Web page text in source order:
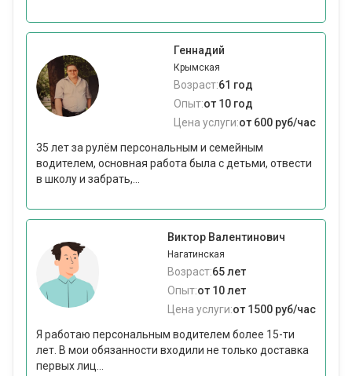
Геннадий
Крымская
Возраст:61 год
Опыт:от 10 год
Цена услуги:от 600 руб/час
35 лет за рулём персональным и семейным
водителем, основная работа была с детьми, отвести
в школу и забрать,...
Виктор Валентинович
Нагатинская
Возраст:65 лет
Опыт:от 10 лет
Цена услуги:от 1500 руб/час
Я работаю персональным водителем более 15-ти
лет. В мои обязанности входили не только доставка
первых лиц...